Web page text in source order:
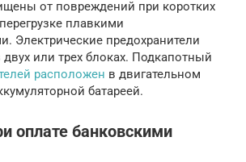
от повреждений при коротких
плавкими
Электрические предохранители
или трех блоках. Подкапотный
расположен в двигательном
батареей.
оплате банковскими